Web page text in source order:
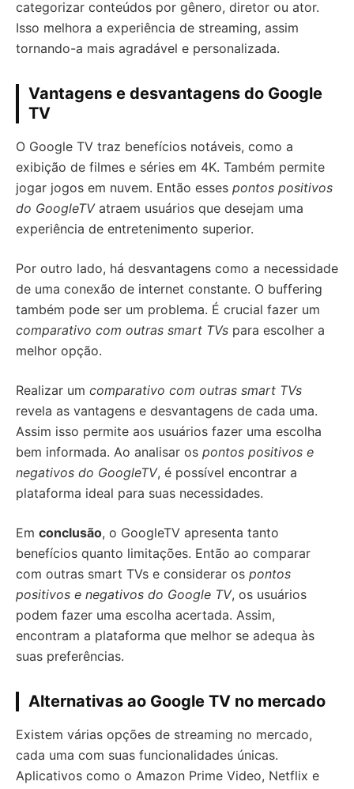
categorizar conteúdos por gênero, diretor ou ator.
Isso melhora a experiência de streaming, assim
tornando-a mais agradável e personalizada.
Vantagens e desvantagens do Google
TV
O Google TV traz benefícios notáveis, como a
exibição de filmes e séries em 4K. Também permite
jogar jogos em nuvem. Então esses pontos positivos
do GoogleTVatraem usuários que desejam uma
experiência de entretenimento superior.
Por outro lado, há desvantagens como a necessidade
de uma conexão de internet constante. O buffering
também pode ser um problema. É crucial fazer um
comparativo com outras smart TVs para escolher a
melhor opção.
Realizar um comparativo com outras smart TVs
revela as vantagens e desvantagens de cada uma.
Assim isso permite aos usuários fazer uma escolha
bem informada. Ao analisar os pontos positivos e
negativos do GoogleTV, é possível encontrar a
plataforma ideal para suas necessidades.
Em conclusão, o GoogleTV apresenta tanto
benefícios quanto limitações. Então ao comparar
com outras smart TVs e considerar os pontos
positivos e negativos do Google TV, os usuários
podem fazer uma escolha acertada. Assim,
encontram a plataforma que melhor se adequa às
suas preferências.
Alternativas ao Google TV no mercado
Existem várias opções de streaming no mercado,
cada uma com suas funcionalidades únicas.
Aplicativos como o Amazon Prime Video, Netflix e